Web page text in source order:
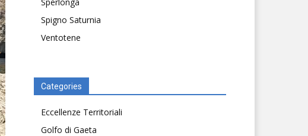
Spigno Saturnia
Ventotene
Categories
Eccellenze Territoriali
Golfo di Gaeta